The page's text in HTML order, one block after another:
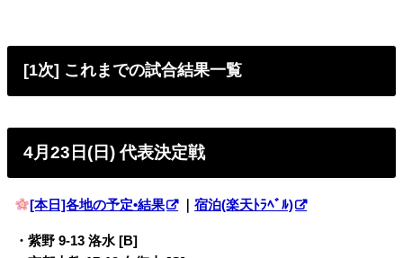
[1次] これまでの試合結果一覧
4月23日(日) 代表決定戦
[本日]各地の予定•結果 ｜宿泊(楽天ﾄﾗﾍﾞﾙ)
・紫野 9-13 洛水 [B]